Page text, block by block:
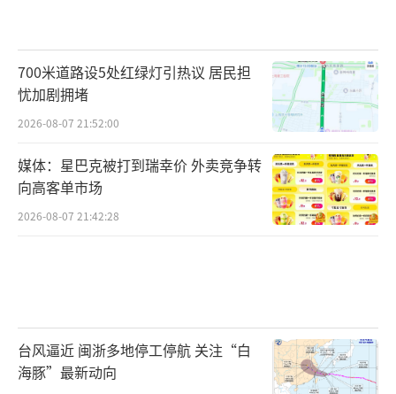
700米道路设5处红绿灯引热议 居民担
忧加剧拥堵
2026-08-07 21:52:00
媒体：星巴克被打到瑞幸价 外卖竞争转
向高客单市场
2026-08-07 21:42:28
台风逼近 闽浙多地停工停航 关注“白
海豚”最新动向